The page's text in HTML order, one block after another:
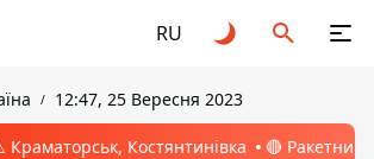
RU
12:47, 25 Вересня 2023
Краматорськ, Костянтинівка 🔴 Ракетний